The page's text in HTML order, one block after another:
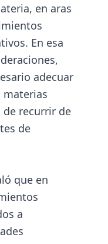
en aras
En esa
adecuar
materias
recurrir de
de
que en
a